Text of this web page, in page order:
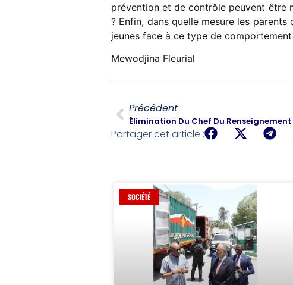
prévention et de contrôle peuvent être
? Enfin, dans quelle mesure les
jeunes face à ce type de comportement
Mewodjina Fleurial
Précédent
Élimination Du Chef Du
Partager cet article :
SOCIÉTÉ